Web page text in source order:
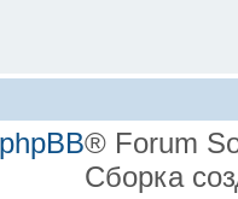
phpBB® Forum
Сборка